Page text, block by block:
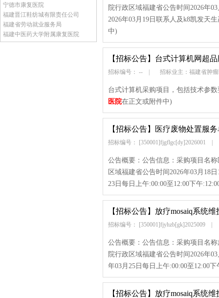
宁德市康复医院
福建晋江鞋纺城有限责任公司
福建省劳动就业服务局
福建中医药大学附属康复医院
院行政区域福建省公告时间2026年
2026年03月19日联系人及k8凯发天
中)
【招标公告】 台式计算机网超
招标编号： -- 招标业主：福建省肿
台式计算机采购项目，包括技术参
医院在正文或附件中)
【招标公告】 医疗废物处置服
招标编号： [350001]fjgflgc[dy]2026001
公告概要：公告信息：采购项目名
区域福建省公告时间2026年03月18
23日每日上午:00:00至12:00下午
【招标公告】 放疗mosaiq系统
招标编号： [350001]fjyhzb[gk]2025009
公告概要：公告信息：采购项目名
院行政区域福建省公告时间2026年
年03月25日每日上午:00:00至12:00下
【招标公告】 放疗mosaiq系统